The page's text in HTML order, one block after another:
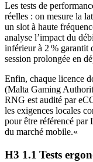
Les tests de
réelles : on mesure la
un slot à haute
analyse l’impact du
inférieur à 2 % garantit
session prolongée en
Enfin, chaque licence
(Malta Gaming
RNG est audité par
les exigences locales
pour être référencé par
du marché mobile.«
H3 1.1 Tests